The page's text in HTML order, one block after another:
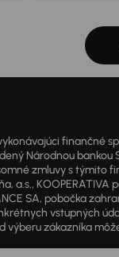
Národnou bankou
zmluvy s týmito
a.s.,
SA, pobočka
vstupných
zákazníka